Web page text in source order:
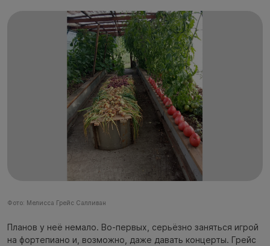
Фото: Мелисса Грейс Салливан
Планов у неё немало. Во-первых, серьёзно заняться игрой
на фортепиано и, возможно, даже давать концерты. Грейс